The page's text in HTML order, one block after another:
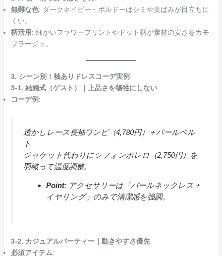
無難な色: ダークネイビー・ボルドーはシミや黄ばみが目立ちに
くい。
柄活用: 細かいフラワープリントやドット柄が素材の安さをカモ
フラージュ。
3. シーン別！袖ありドレスコーデ実例
3-1. 結婚式（ゲスト）｜上品さを犠牲にしない
コーデ例:
透かしレース長袖ワンピ（4,780円）＋パールベル
ト
ジャケット代わりにシフォンボレロ（2,750円）を
羽織って温度調整。
Point: アクセサリーは「パールネックレス＋
イヤリング」のみで清潔感を強調。
3-2. カジュアルパーティー｜動きやすさ優先
必須アイテム: